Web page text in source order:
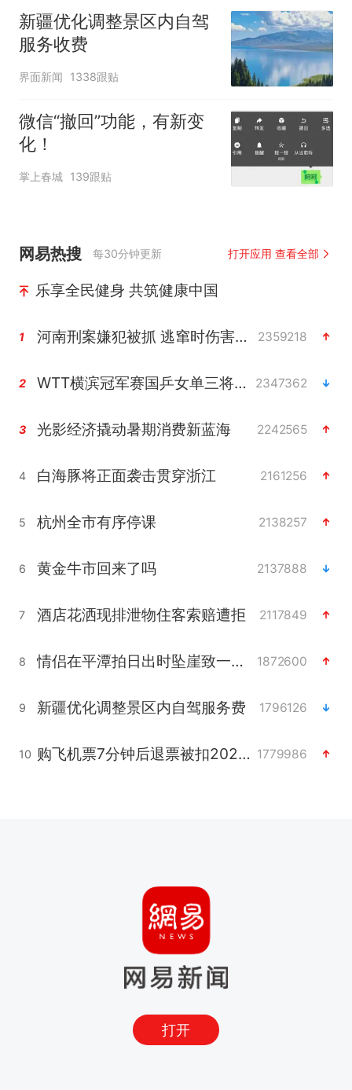
新疆优化调整景区内自驾
服务收费
界面新闻 1338跟贴
微信“撤回”功能，有新变
化！
掌上春城 139跟贴
网易热搜 每30分钟更新 打开应用 查看全部
乐享全民健身 共筑健康中国
1 河南刑案嫌犯被抓 逃窜时伤害多人 2359218
2 WTT横滨冠军赛国乒女单三将晋级四强 2347362
3 光影经济撬动暑期消费新蓝海 2242565
4 白海豚将正面袭击贯穿浙江 2161256
5 杭州全市有序停课 2138257
6 黄金牛市回来了吗 2137888
7 酒店花洒现排泄物住客索赔遭拒 2117849
8 情侣在平潭拍日出时坠崖致一死一伤 1872600
9 新疆优化调整景区内自驾服务费 1796126
10 购飞机票7分钟后退票被扣2022元 1779986
打开